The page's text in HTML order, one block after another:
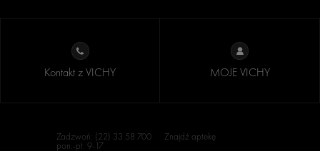
Kontakt z VICHY MOJE VICHY
Zadzwoń: (22) 33 58 700
pon.-pt. 9-17
Znajdź aptekę